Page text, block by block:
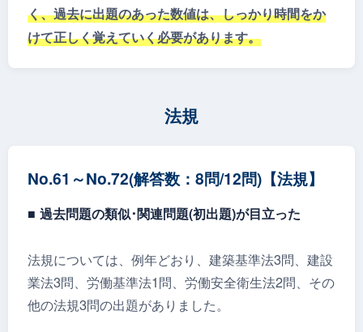
く、過去に出題のあった数値は、しっかり時間をか
けて正しく覚えていく必要があります。
法規
No.61～No.72(解答数：8問/12問)【法規】
■ 過去問題の類似･関連問題(初出題)が⽬⽴った
法規については、例年どおり、建築基準法3問、建設
業法3問、労働基準法1問、労働安全衛生法2問、その
他の法規3問の出題がありました。